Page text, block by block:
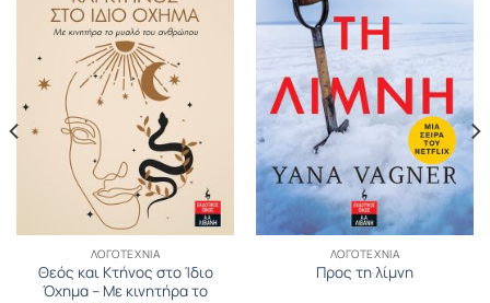
ΛΟΓΟΤΕΧΝΊΑ
Θεός και Κτήνος στο Ίδιο
Όχηµα – Με κινητήρα το
ΛΟΓΟΤΕΧΝΊΑ
Προς τη λίμνη